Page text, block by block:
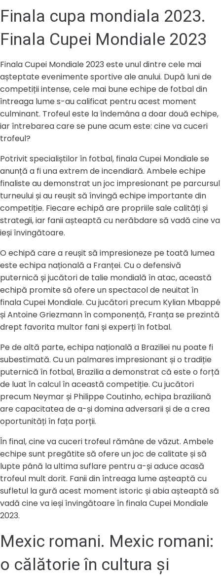
Finala cupa mondiala 2023.
Finala Cupei Mondiale 2023
Finala Cupei Mondiale 2023 este unul dintre cele mai
așteptate evenimente sportive ale anului. După luni de
competiții intense, cele mai bune echipe de fotbal din
întreaga lume s-au calificat pentru acest moment
culminant. Trofeul este la îndemâna a doar două echipe,
iar întrebarea care se pune acum este: cine va cuceri
trofeul?
Potrivit specialiștilor în fotbal, finala Cupei Mondiale se
anunță a fi una extrem de incendiară. Ambele echipe
finaliste au demonstrat un joc impresionant pe parcursul
turneului și au reușit să învingă echipe importante din
competiție. Fiecare echipă are propriile sale calități și
strategii, iar fanii așteaptă cu nerăbdare să vadă cine va
ieși învingătoare.
O echipă care a reușit să impresioneze pe toată lumea
este echipa națională a Franței. Cu o defensivă
puternică și jucători de talie mondială în atac, această
echipă promite să ofere un spectacol de neuitat în
finala Cupei Mondiale. Cu jucători precum Kylian Mbappé
și Antoine Griezmann în componență, Franța se prezintă
drept favorita multor fani și experți în fotbal.
Pe de altă parte, echipa națională a Braziliei nu poate fi
subestimată. Cu un palmares impresionant și o tradiție
puternică în fotbal, Brazilia a demonstrat că este o forță
de luat în calcul în această competiție. Cu jucători
precum Neymar și Philippe Coutinho, echipa braziliană
are capacitatea de a-și domina adversarii și de a crea
oportunități în fața porții.
În final, cine va cuceri trofeul rămâne de văzut. Ambele
echipe sunt pregătite să ofere un joc de calitate și să
lupte până la ultima suflare pentru a-și aduce acasă
trofeul mult dorit. Fanii din întreaga lume așteaptă cu
sufletul la gură acest moment istoric și abia așteaptă să
vadă cine va ieși învingătoare în finala Cupei Mondiale
2023.
Mexic romani. Mexic romani:
o călătorie în cultura și